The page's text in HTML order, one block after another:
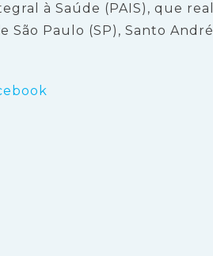
à Saúde (PAIS), que
Paulo (SP), Santo André